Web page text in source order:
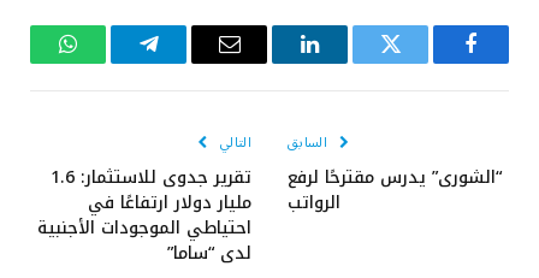
فيسبوك تويتر لينكدإن
البريد
تيلقرام واتساب
السابق
“الشورى” يدرس مقترحًا لرفع
الرواتب
التالي
تقرير جدوى للاستثمار: 1.6
مليار دولار ارتفاعًا في
احتياطي الموجودات الأجنبية
لدى “ساما”